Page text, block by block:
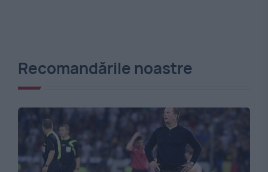
Recomandările noastre